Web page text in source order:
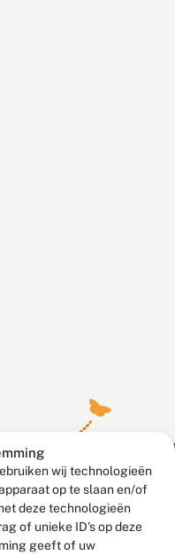
wij technologieën
op te slaan en/of
deze technologieën
of unieke ID's op deze
geeft of uw
, ontworpen door